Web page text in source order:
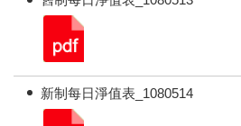
新制每日淨值表_1080514